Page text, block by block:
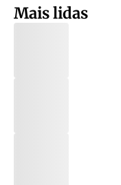
Mais lidas